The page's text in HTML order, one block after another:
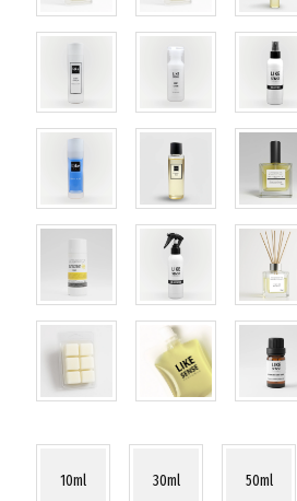
10ml 30ml 50ml